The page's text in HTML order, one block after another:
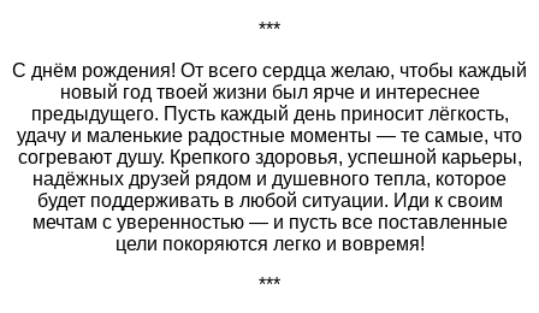
***
С днём рождения! От всего сердца желаю, чтобы каждый
новый год твоей жизни был ярче и интереснее
предыдущего. Пусть каждый день приносит лёгкость,
удачу и маленькие радостные моменты — те самые, что
согревают душу. Крепкого здоровья, успешной карьеры,
надёжных друзей рядом и душевного тепла, которое
будет поддерживать в любой ситуации. Иди к своим
мечтам с уверенностью — и пусть все поставленные
цели покоряются легко и вовремя!
***